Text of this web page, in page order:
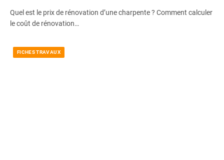
Quel est le prix de rénovation d’une charpente ? Comment calculer
le coût de rénovation…
FICHES TRAVAUX